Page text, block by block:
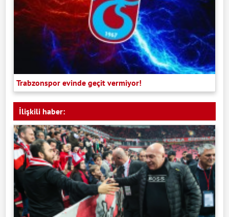
Trabzonspor evinde geçit vermiyor!
İlişkili haber: